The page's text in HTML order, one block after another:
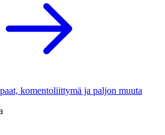
komentoliittymä ja paljon muuta